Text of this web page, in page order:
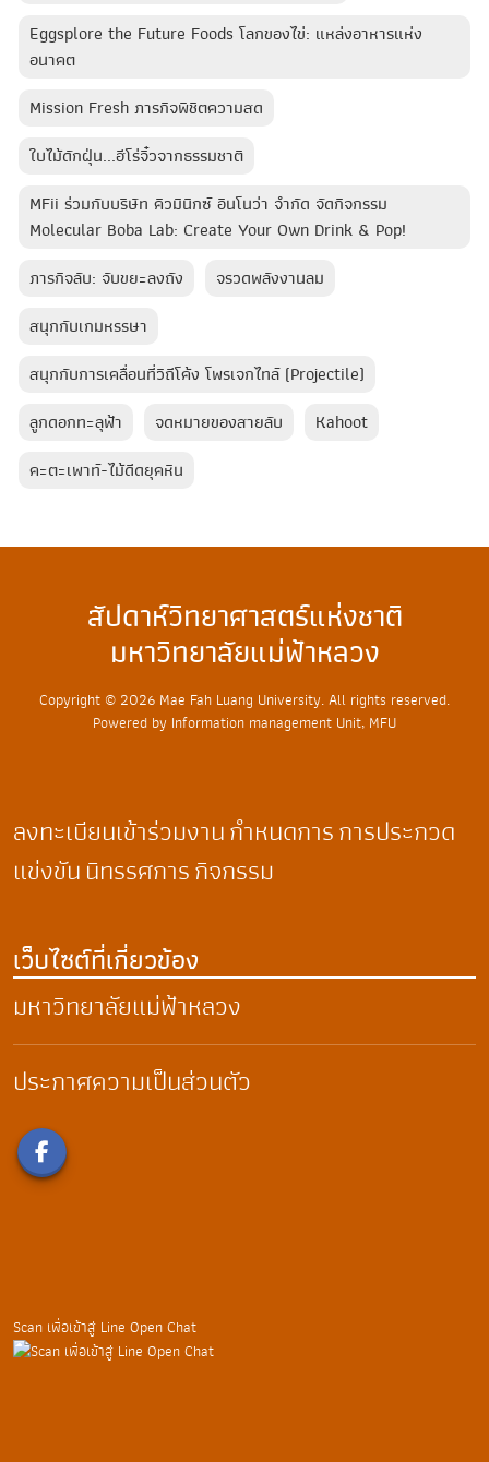
Eggsplore the Future Foods โลกของไข่: แหล่งอาหารแห่ง
อนาคต
Mission Fresh ภารกิจพิชิตความสด
ใบไม้ดักฝุ่น...ฮีโร่จิ๋วจากธรรมชาติ
MFii ร่วมกับบริษัท คิวมินิกซ์ อินโนว่า จำกัด จัดกิจกรรม
Molecular Boba Lab: Create Your Own Drink & Pop!
ภารกิจลับ: จับขยะลงถัง
จรวดพลังงานลม
สนุกกับเกมหรรษา
สนุกกับการเคลื่อนที่วิถีโค้ง โพรเจกไทล์ (Projectile)
ลูกดอกทะลุฟ้า​
จดหมายของสายลับ
Kahoot
คะตะเพาท์-ไม้ดีดยุคหิน
สัปดาห์วิทยาศาสตร์แห่งชาติ
มหาวิทยาลัยแม่ฟ้าหลวง
Copyright © 2026 Mae Fah Luang University. All rights reserved.
Powered by Information management Unit, MFU
ลงทะเบียนเข้าร่วมงานกำหนดการการประกวด
แข่งขันนิทรรศการกิจกรรม
เว็บไซต์ที่เกี่ยวข้อง
มหาวิทยาลัยแม่ฟ้าหลวง
ประกาศความเป็นส่วนตัว
Scan เพื่อเข้าสู่ Line Open Chat